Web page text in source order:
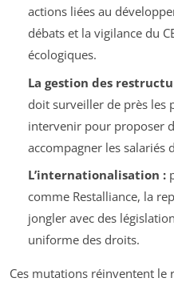
actions liées au
débats et la vigilance du
écologiques.
La gestion des
doit surveiller de près les
intervenir pour proposer
accompagner les salariés
L’internationalisation :
comme Restalliance, la
jongler avec des
uniforme des droits.
Ces mutations réinventent le